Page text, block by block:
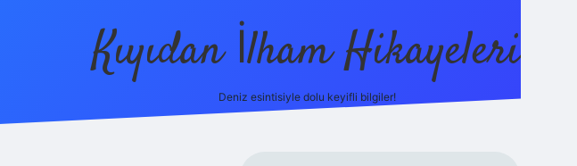
Kıyıdan İlham Hikayeleri
Deniz esintisiyle dolu keyifli bilgiler!